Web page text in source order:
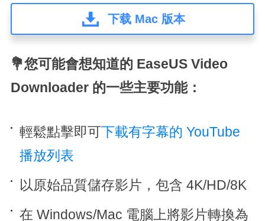
下载 Mac 版本
💐您可能會想知道的 EaseUS Video
Downloader 的一些主要功能：
輕鬆點擊即可下載有字幕的 YouTube
播放列表
以原始品質儲存影片，包含 4K/HD/8K
在 Windows/Mac 電腦上將影片轉換為